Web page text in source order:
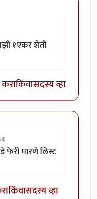
सोमेश्वर अभयारण्य.
१एकर शेती
किंवासदस्य व्हा
फेरी मारणे लिस्ट
किंवासदस्य व्हा